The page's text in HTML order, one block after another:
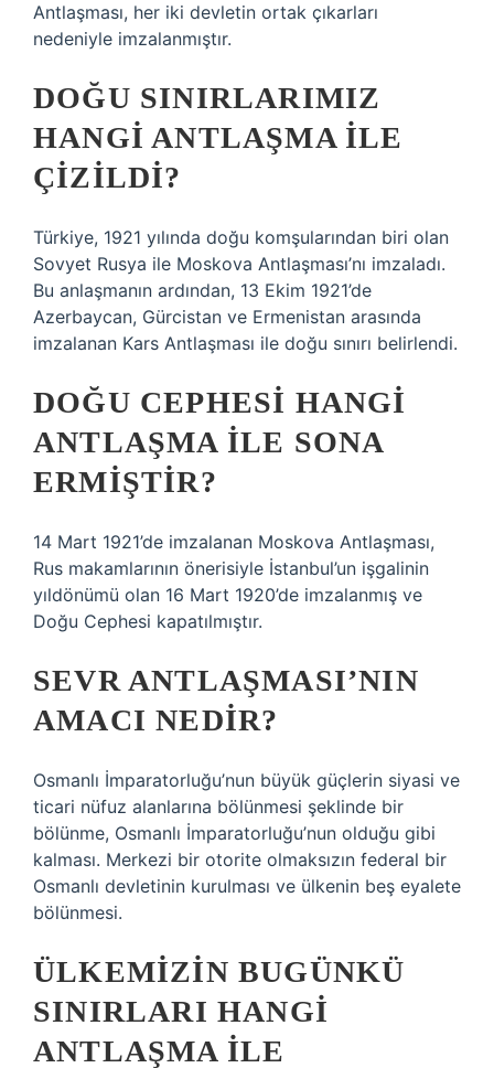
Antlaşması, her iki devletin ortak çıkarları
nedeniyle imzalanmıştır.
DOĞU SINIRLARIMIZ
HANGI ANTLAŞMA ILE
ÇIZILDI?
Türkiye, 1921 yılında doğu komşularından biri olan
Sovyet Rusya ile Moskova Antlaşması’nı imzaladı.
Bu anlaşmanın ardından, 13 Ekim 1921’de
Azerbaycan, Gürcistan ve Ermenistan arasında
imzalanan Kars Antlaşması ile doğu sınırı belirlendi.
DOĞU CEPHESI HANGI
ANTLAŞMA ILE SONA
ERMIŞTIR?
14 Mart 1921’de imzalanan Moskova Antlaşması,
Rus makamlarının önerisiyle İstanbul’un işgalinin
yıldönümü olan 16 Mart 1920’de imzalanmış ve
Doğu Cephesi kapatılmıştır.
SEVR ANTLAŞMASI’NIN
AMACI NEDIR?
Osmanlı İmparatorluğu’nun büyük güçlerin siyasi ve
ticari nüfuz alanlarına bölünmesi şeklinde bir
bölünme, Osmanlı İmparatorluğu’nun olduğu gibi
kalması. Merkezi bir otorite olmaksızın federal bir
Osmanlı devletinin kurulması ve ülkenin beş eyalete
bölünmesi.
ÜLKEMIZIN BUGÜNKÜ
SINIRLARI HANGI
ANTLAŞMA ILE